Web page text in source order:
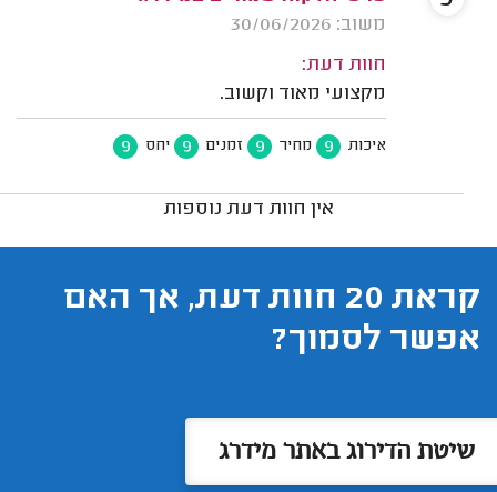
משוב: 30/06/2026
חוות דעת:
מקצועי מאוד וקשוב.
איכות 9 מחיר 9 זמנים 9 יחס 9
אין חוות דעת נוספות
קראת 20 חוות דעת, אך האם
אפשר לסמוך?
שיטת הדירוג באתר מידרג